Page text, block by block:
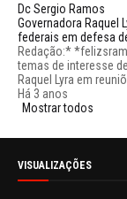
Dc Sergio Ramos
Governadora Raquel
federais em defesa
Redação:*
temas de interesse
Raquel Lyra em
Há 3 anos
Mostrar todos
VISUALIZAÇÕES